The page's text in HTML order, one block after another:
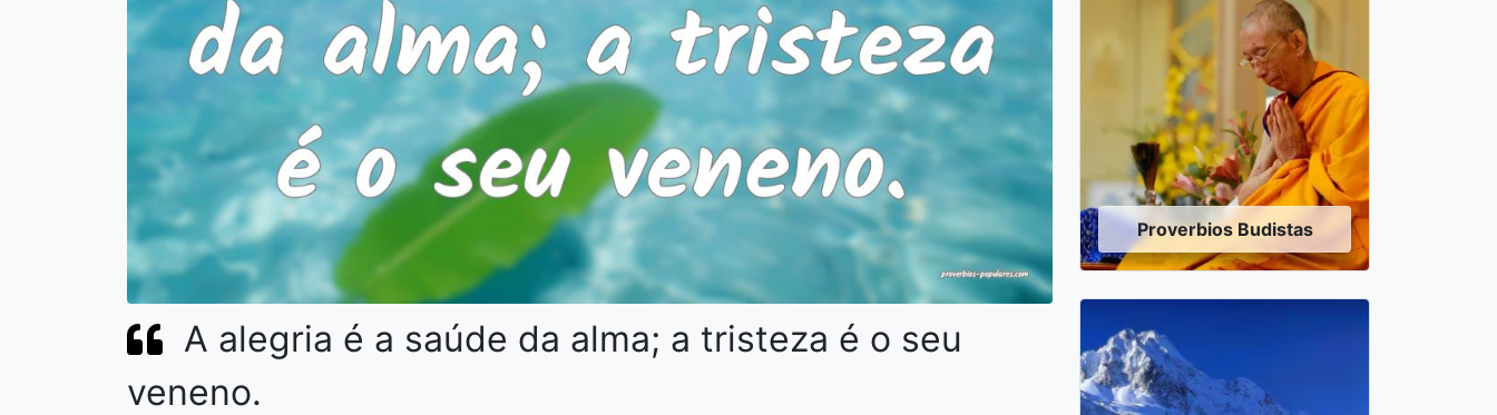
A alegria é a saúde da alma; a tristeza é o seu
veneno.
Proverbios Budistas